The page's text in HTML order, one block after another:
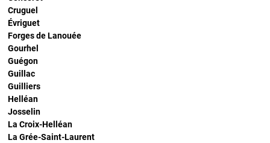
Cruguel
Évriguet
Forges de Lanouée
Gourhel
Guégon
Guillac
Guilliers
Helléan
Josselin
La Croix-Helléan
La Grée-Saint-Laurent